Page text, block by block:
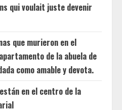
qui voulait juste devenir
que murieron en el
de la abuela de
como amable y devota.
en el centro de la